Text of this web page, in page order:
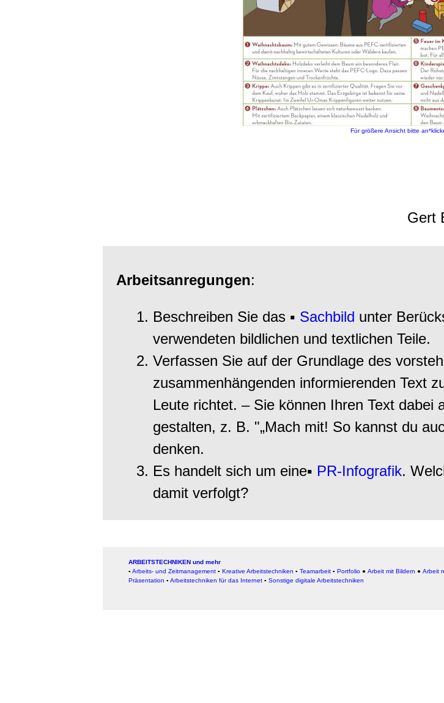
Für größere Ansicht bitte
Gert
Arbeitsanregungen:
Beschreiben Sie das ▪ Sachbild unter
verwendeten bildlichen und textlichen Teile.
Verfassen Sie auf der Grundlage des
zusammenhängenden informierenden Text
Leute richtet. – Sie können Ihren Text dabei
gestalten, z. B. "„Mach mit! So kannst du
denken.
Es handelt sich um eine▪ PR-Infografik.
damit verfolgt?
ARBEITSTECHNIKEN und mehr
▪ Arbeits- und Zeitmanagement ▪ Kreative Arbeitstechniken ▪ Teamarbeit ▪ Portfolio ● Arbeit mit Bildern ● Arbeit
Präsentation ▪ Arbeitstechniken für das Internet ▪ Sonstige digitale Arbeitstechniken